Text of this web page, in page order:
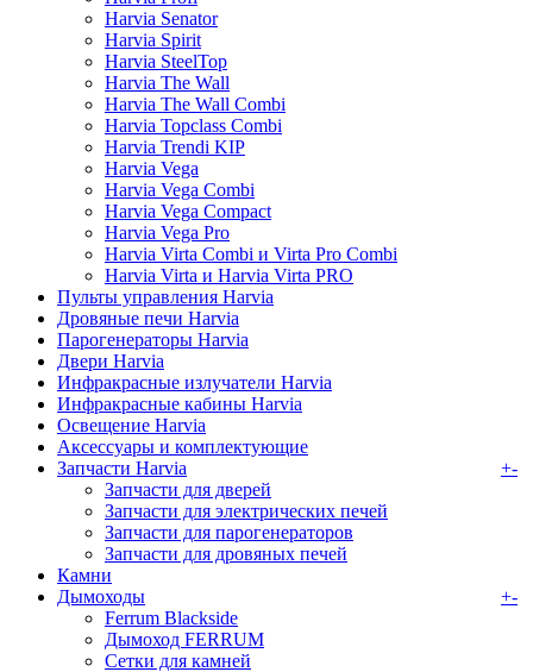
Harvia Senator
Harvia Spirit
Harvia SteelTop
Harvia The Wall
Harvia The Wall Combi
Harvia Topclass Combi
Harvia Trendi KIP
Harvia Vega
Harvia Vega Combi
Harvia Vega Compact
Harvia Vega Pro
Harvia Virta Combi и Virta Pro Combi
Harvia Virta и Harvia Virta PRO
Пульты управления Harvia
Дровяные печи Harvia
Парогенераторы Harvia
Двери Harvia
Инфракрасные излучатели Harvia
Инфракрасные кабины Harvia
Освещение Harvia
Аксессуары и комплектующие
Запчасти Harvia
+-
Запчасти для дверей
Запчасти для электрических печей
Запчасти для парогенераторов
Запчасти для дровяных печей
Камни
Дымоходы
+-
Ferrum Blackside
Дымоход FERRUM
Сетки для камней